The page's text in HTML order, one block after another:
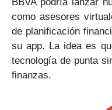
como asesores
de planificación
su app. La idea es
tecnología de punta
finanzas.